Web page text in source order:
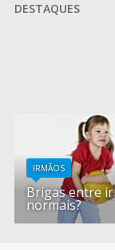
DESTAQUES
IRMÃOS
Brigas entre
normais?